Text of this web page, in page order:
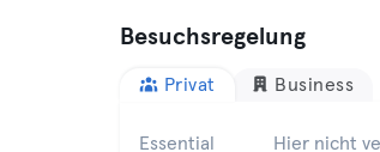
Besuchsregelung
Privat Business
Essential Hier nicht